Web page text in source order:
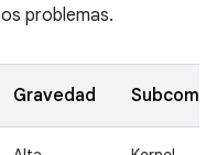
problemas.
Gravedad